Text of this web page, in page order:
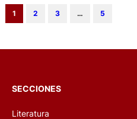
1 2 3 … 5
SECCIONES
Literatura